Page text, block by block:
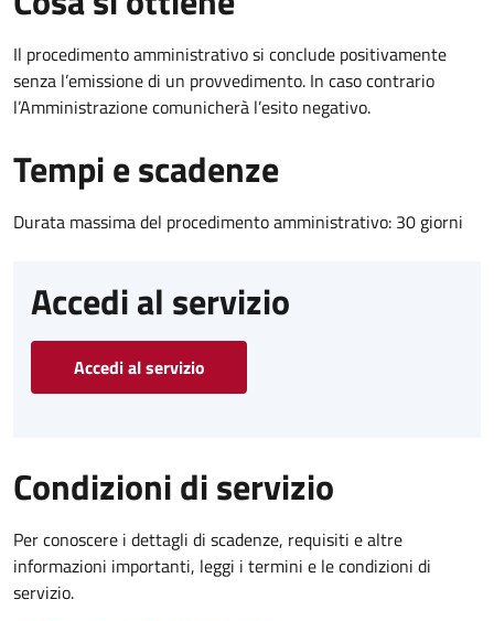
Il procedimento amministrativo si conclude positivamente
senza l’emissione di un provvedimento. In caso contrario
l’Amministrazione comunicherà l’esito negativo.
Tempi e scadenze
Durata massima del procedimento amministrativo: 30 giorni
Accedi al servizio
Accedi al servizio
Condizioni di servizio
Per conoscere i dettagli di scadenze, requisiti e altre
informazioni importanti, leggi i termini e le condizioni di
servizio.